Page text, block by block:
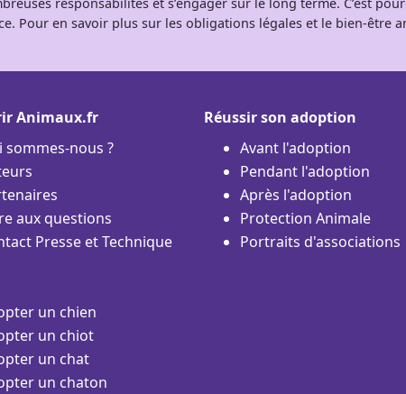
Pour en savoir plus sur les obligations légales et le bien-être
Animaux.fr
sommes-nous ?
aux questions
Presse et Technique
un chien
un chiot
un chat
un chaton
Réussir son adoption
Avant l'adoption
Pendant l'adoption
Après l'adoption
Protection Animale
Portraits d'associations